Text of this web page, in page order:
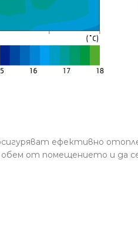
ефективно
от помещението и да